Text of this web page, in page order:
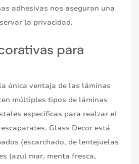
adhesivas nos aseguran una
la privacidad.
para
única ventaja de las láminas
múltiples tipos de láminas
específicas para realzar el
Glass Decor está
(escarchado, de lentejuelas
(azul mar, menta fresca,